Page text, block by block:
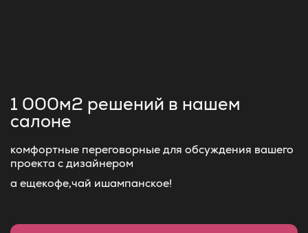
1 000м2 решений в нашем
салоне
комфортные переговорные для обсуждения вашего
проекта с дизайнером
а ещекофе,чай ишампанское!